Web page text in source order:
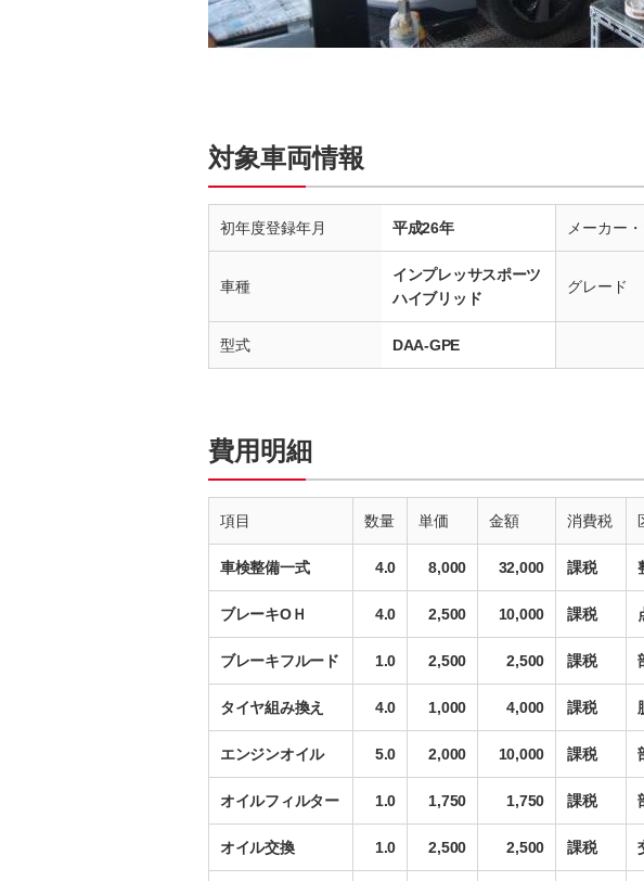
対象車両情報
初年度登録年月 平成26年 メーカー
車種
インプレッサスポーツ
ハイブリッド
グレード
型式 DAA-GPE
費用明細
項目 数量 単価 金額 消費税
車検整備一式 4.0 8,000 32,000 課税
ブレーキОＨ 4.0 2,500 10,000 課税
ブレーキフルード 1.0 2,500 2,500 課税
タイヤ組み換え 4.0 1,000 4,000 課税
エンジンオイル 5.0 2,000 10,000 課税
オイルフィルター 1.0 1,750 1,750 課税
オイル交換 1.0 2,500 2,500 課税